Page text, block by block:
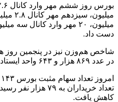
دست داد.
در عدد ۸۶۹ هزار و ۶۴۳ واحد ایستاد.
کاهش یافت.